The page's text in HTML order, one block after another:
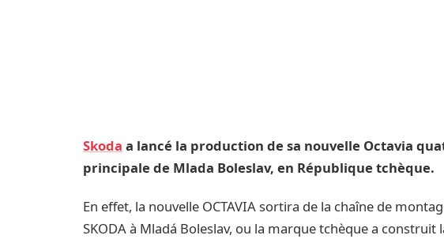
Skoda a lancé la production de sa nouvelle Octavia
principale de Mlada Boleslav, en République tchèque.
En effet, la nouvelle OCTAVIA sortira de la chaîne de
SKODA à Mladá Boleslav, ou la marque tchèque a construit